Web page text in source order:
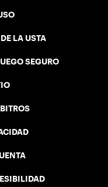
LA USTA
SEGURO